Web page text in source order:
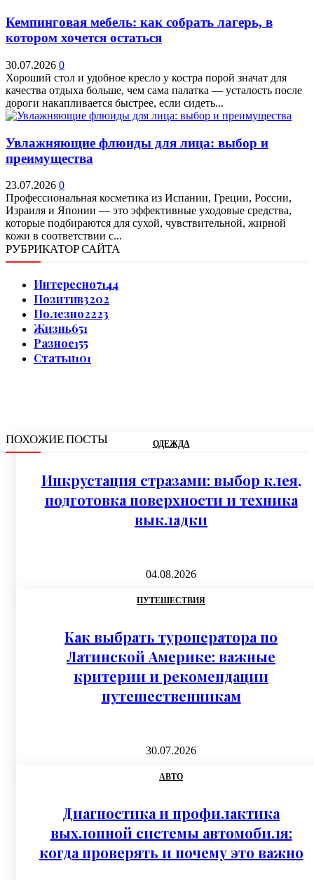
Кемпинговая мебель: как собрать лагерь, в
котором хочется остаться
30.07.2026 0
Хороший стол и удобное кресло у костра порой значат для
качества отдыха больше, чем сама палатка — усталость после
дороги накапливается быстрее, если сидеть...
Увлажняющие флюиды для лица: выбор и
преимущества
23.07.2026 0
Профессиональная косметика из Испании, Греции, России,
Израиля и Японии — это эффективные уходовые средства,
которые подбираются для сухой, чувствительной, жирной
кожи в соответствии с...
РУБРИКАТОР САЙТА
Интересно7144
Позитив3202
Полезно2223
Жизнь651
Разное155
Статьи101
ПОХОЖИЕ ПОСТЫ ОДЕЖДА
Инкрустация стразами: выбор клея,
подготовка поверхности и техника
выкладки
04.08.2026
ПУТЕШЕСТВИЯ
Как выбрать туроператора по
Латинской Америке: важные
критерии и рекомендации
путешественникам
30.07.2026
АВТО
Диагностика и профилактика
выхлопной системы автомобиля:
когда проверять и почему это важно